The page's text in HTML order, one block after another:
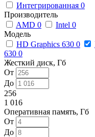
Интегрированная 0
Производитель
AMD 0 Intel 0
Модель
HD Graphics 630 0
630 0
Жесткий диск, Гб
От
До
256
1 016
Оперативная память, Гб
От
До